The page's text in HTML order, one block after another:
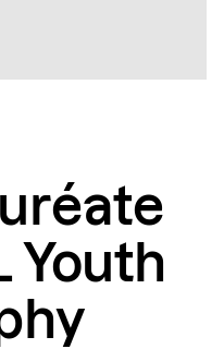
Youth